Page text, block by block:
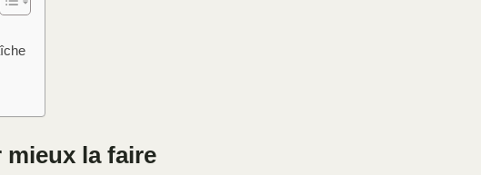
la faire